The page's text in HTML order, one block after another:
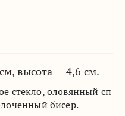
высота — 4,6 см.
стекло, оловянный сп
бисер.